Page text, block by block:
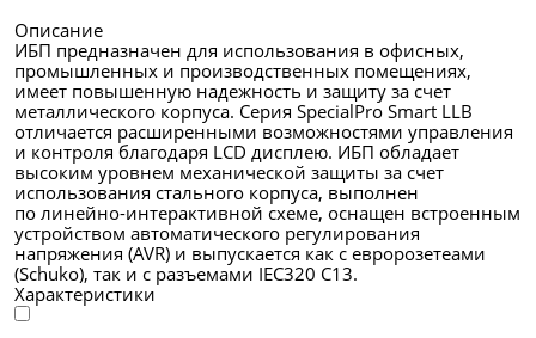
Описание
ИБП предназначен для использования в офисных,
промышленных и производственных помещениях,
имеет повышенную надежность и защиту за счет
металлического корпуса. Серия SpecialPro Smart LLB
отличается расширенными возможностями управления
и контроля благодаря LCD дисплею. ИБП обладает
высоким уровнем механической защиты за счет
использования стального корпуса, выполнен
по линейно-интерактивной схеме, оснащен встроенным
устройством автоматического регулирования
напряжения (AVR) и выпускается как с евророзетеами
(Schuko), так и с разъемами IEC320 С13.
Характеристики